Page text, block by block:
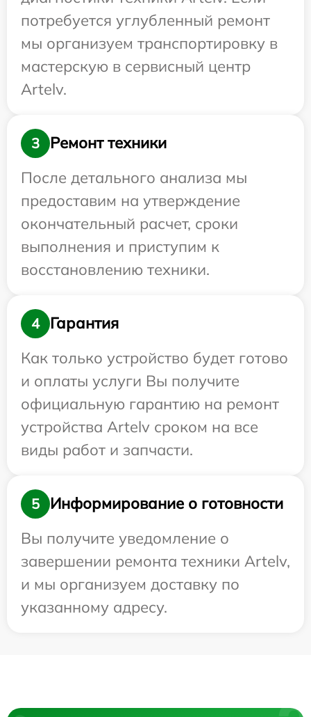
потребуется углубленный ремонт
мы организуем транспортировку в
мастерскую в сервисный центр
Artelv.
3
Ремонт техники
После детального анализа мы
предоставим на утверждение
окончательный расчет, сроки
выполнения и приступим к
восстановлению техники.
4
Гарантия
Как только устройство будет готово
и оплаты услуги Вы получите
официальную гарантию на ремонт
устройства Artelv сроком на все
виды работ и запчасти.
5
Информирование о готовности
Вы получите уведомление о
завершении ремонта техники Artelv,
и мы организуем доставку по
указанному адресу.